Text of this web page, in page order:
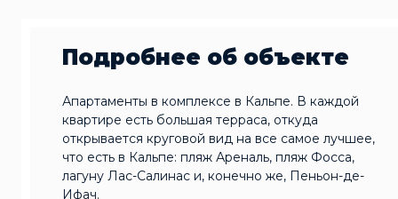
Подробнее об объекте
Апартаменты в комплексе в Кальпе. В каждой
квартире есть большая терраса, откуда
открывается круговой вид на все самое лучшее,
что есть в Кальпе: пляж Ареналь, пляж Фосса,
лагуну Лас-Салинас и, конечно же, Пеньон-де-
Ифач.